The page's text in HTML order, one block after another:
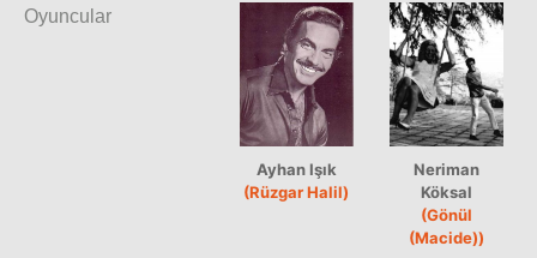
Oyuncular
Ayhan Işık
(Rüzgar Halil)
Neriman
Köksal
(Gönül
(Macide))